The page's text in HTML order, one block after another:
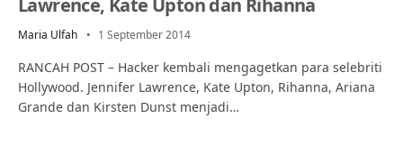
Lawrence, Kate Upton dan Rihanna
Maria Ulfah 1 September 2014
RANCAH POST – Hacker kembali mengagetkan para selebriti
Hollywood. Jennifer Lawrence, Kate Upton, Rihanna, Ariana
Grande dan Kirsten Dunst menjadi…